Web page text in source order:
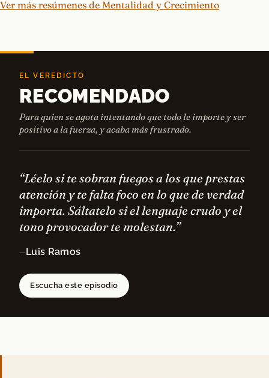
Ver más resúmenes de Mentalidad y Crecimiento
EL VEREDICTO
RECOMENDADO
Para quien se agota intentando que todo le importe y ser
positivo a la fuerza, y acaba más frustrado.
“Léelo si te sobran fuegos a los que prestas
atención y te falta foco en lo que de verdad
importa. Sáltatelo si el lenguaje crudo y el
tono provocador te molestan.”
— Luis Ramos
Escucha este episodio